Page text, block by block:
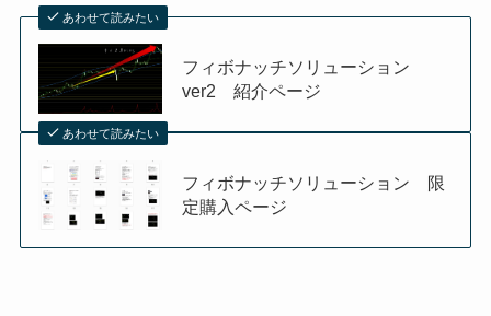
あわせて読みたい
フィボナッチソリューション
ver2 紹介ページ
あわせて読みたい
フィボナッチソリューション 限
定購入ページ